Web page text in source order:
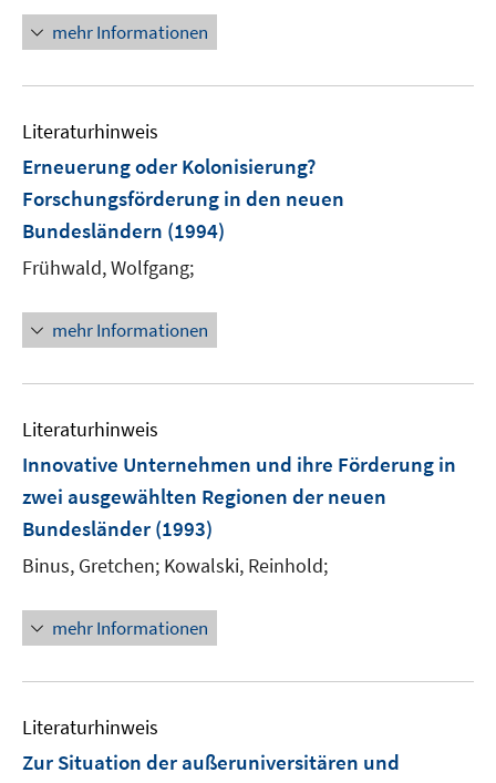
r
ö
f
n
n
e
F
e
n
s
t
e
r
ö
n
mehr Informationen
Literaturhinweis
Erneuerung oder Kolonisierung?
Forschungsförderung in den neuen
Bundesländern (1994)
Frühwald, Wolfgang;
mehr Informationen
Literaturhinweis
Innovative Unternehmen und ihre Förderung in
zwei ausgewählten Regionen der neuen
Bundesländer (1993)
Binus, Gretchen; Kowalski, Reinhold;
mehr Informationen
Literaturhinweis
Zur Situation der außeruniversitären und